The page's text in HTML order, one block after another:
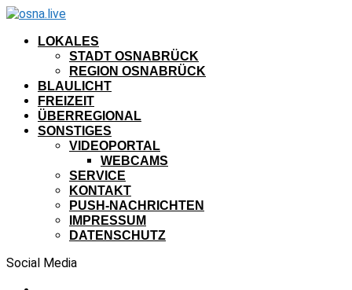
LOKALES
STADT OSNABRÜCK
REGION OSNABRÜCK
BLAULICHT
FREIZEIT
ÜBERREGIONAL
SONSTIGES
VIDEOPORTAL
WEBCAMS
SERVICE
KONTAKT
PUSH-NACHRICHTEN
IMPRESSUM
DATENSCHUTZ
Social Media